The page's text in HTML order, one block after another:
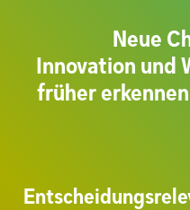
Neue
Innovation und
früher